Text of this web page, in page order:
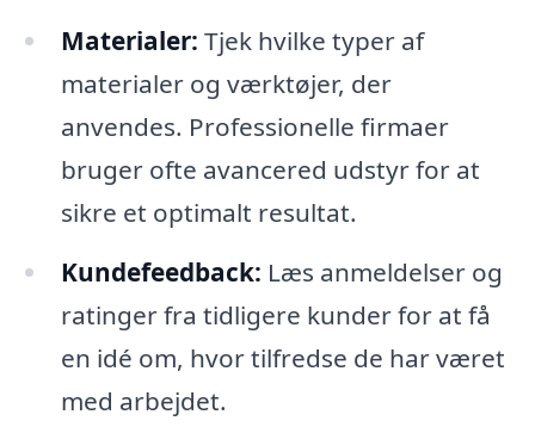
Materialer: Tjek hvilke typer af
materialer og værktøjer, der
anvendes. Professionelle firmaer
bruger ofte avancered udstyr for at
sikre et optimalt resultat.
Kundefeedback: Læs anmeldelser og
ratinger fra tidligere kunder for at få
en idé om, hvor tilfredse de har været
med arbejdet.